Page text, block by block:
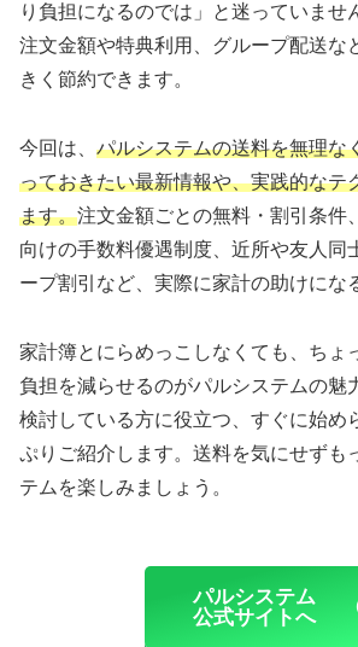
り負担になるのでは」と迷っていませ
注文金額や特典利用、グループ配送な
きく節約できます。
今回は、 パルシステムの送料を無理な
っておきたい最新情報や、実践的なテ
ます。注文金額ごとの無料・割引条件
向けの手数料優遇制度、近所や友人同
ープ割引など、実際に家計の助けにな
家計簿とにらめっこしなくても、ちょ
負担を減らせるのがパルシステムの魅
検討している方に役立つ、すぐに始め
ぷりご紹介します。送料を気にせずも
テムを楽しみましょう。
パルシステム
公式サイトへ